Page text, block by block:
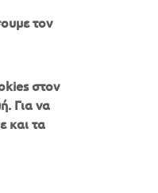
ΕΝΗΜΕΡΩΤΙΚΟ ΔΕΛΤΙΟ
τον
στον
Για να
και τα